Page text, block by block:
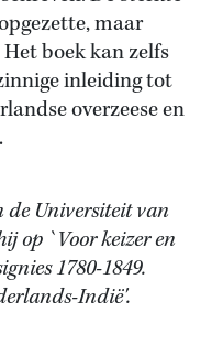
maar
boek kan zelfs
inleiding tot
overzeese en
de Universiteit van
op `Voor keizer en
1780-1849.
Indië'.